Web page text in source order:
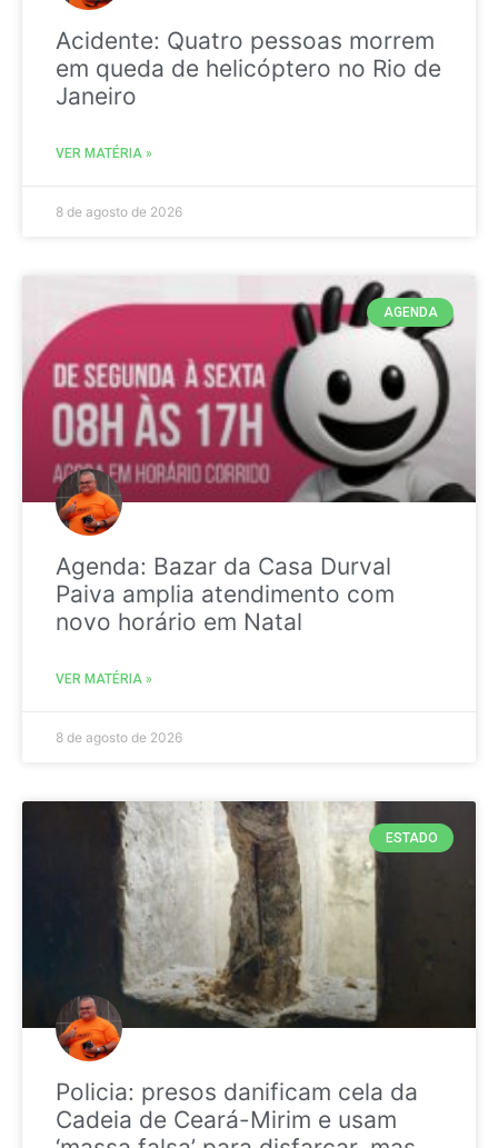
Acidente: Quatro pessoas morrem
em queda de helicóptero no Rio de
Janeiro
VER MATÉRIA »
8 de agosto de 2026
AGENDA
Agenda: Bazar da Casa Durval
Paiva amplia atendimento com
novo horário em Natal
VER MATÉRIA »
8 de agosto de 2026
ESTADO
Policia: presos danificam cela da
Cadeia de Ceará-Mirim e usam